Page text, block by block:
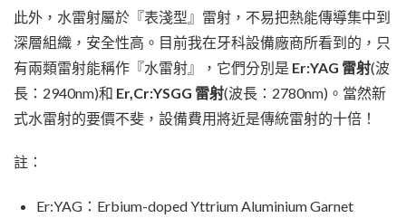
此外，水雷射屬於『表淺型』雷射，不易把熱能傳導集中到
深層組織，安全性高。目前我在牙科設備廠商所看到的，只
有兩類雷射能稱作『水雷射』，它們分別是 Er:YAG 雷射(波
長：2940nm)和 Er,Cr:YSGG 雷射(波長：2780nm)。當然新
式水雷射的要價不斐，設備費用將近是傳統雷射的十倍！
註：
Er:YAG：Erbium-doped Yttrium Aluminium Garnet